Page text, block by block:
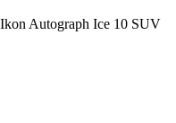
Autograph Ice 10 SUV